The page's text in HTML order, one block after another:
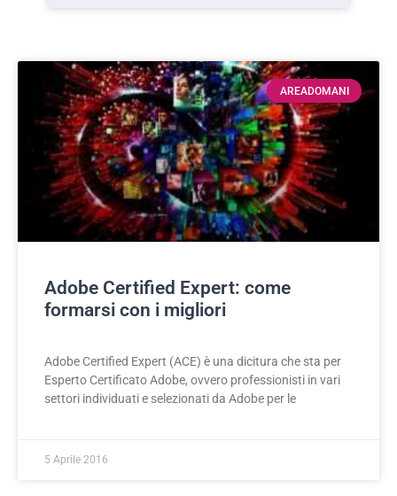
AREADOMANI
Adobe Certified Expert: come
formarsi con i migliori
Adobe Certified Expert (ACE) è una dicitura che sta per
Esperto Certificato Adobe, ovvero professionisti in vari
settori individuati e selezionati da Adobe per le
5 Aprile 2016